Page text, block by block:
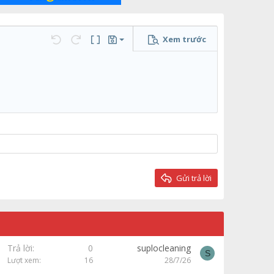
Undo Redo Toggle BB code
Bản thảo
Lưu nháp
Xem trước
Gửi trả lời
Trả lời 0
Lượt xem 16
suplocleaning
28/7/26
S